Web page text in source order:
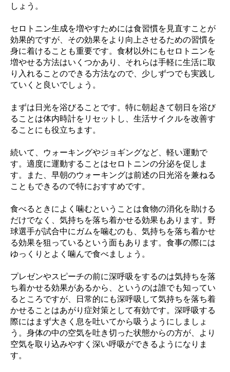
しょう。
セロトニン生成を増やすためには食習慣を見直すことが
効果的ですが、その効果をより向上させるための習慣を
身に着けることも重要です。食材以外にもセロトニンを
増やせる方法はいくつかあり、それらは手軽に生活に取
り入れることのできる方法なので、少しずつでも実践し
ていくと良いでしょう。
まずは日光を浴びることです。特に朝起きて朝日を浴び
ることは体内時計をリセットし、生活サイクルを改善す
ることにも役立ちます。
続いて、ウォーキングやジョギングなど、軽い運動で
す。適度に運動することはセロトニンの分泌を促しま
す。また、早朝のウォーキングは前述の日光浴を兼ねる
こともできるので特におすすめです。
食べるときによく噛むということは食物の消化を助ける
だけでなく、気持ちを落ち着かせる効果もあります。野
球選手が試合中にガムを噛むのも、気持ちを落ち着かせ
る効果を狙っているという面もあります。食事の際には
ゆっくりとよく噛んで食べましょう。
プレゼンやスピーチの前に深呼吸をするのは気持ちを落
ち着かせる効果があるから、というのは誰でも知ってい
るところですが、日常的にも深呼吸して気持ちを落ち着
かせることはあがり症対策として有効です。深呼吸する
際にはまず大きく息を吐いてから吸うようにしましょ
う。身体の中の空気を吐き切った状態からの方が、より
空気を取り込みやすく深い呼吸ができるようになりま
す。